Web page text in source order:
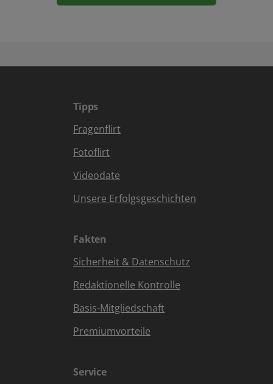
Tipps
Fragenflirt
Fotoflirt
Videodate
Unsere Erfolgsgeschichten
Fakten
Sicherheit & Datenschutz
Redaktionelle Kontrolle
Basis-Mitgliedschaft
Premiumvorteile
Service